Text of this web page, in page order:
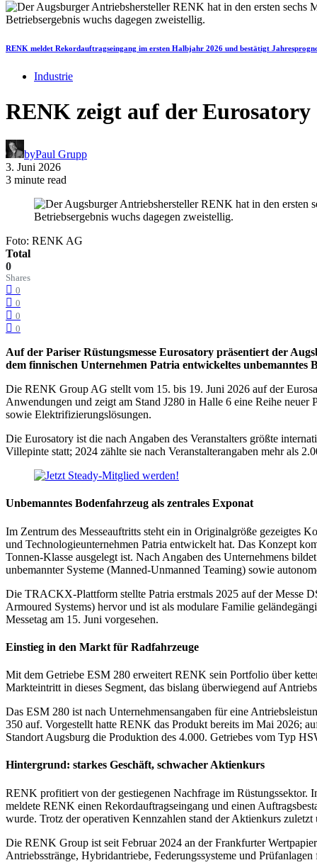
RENK meldet Rekordauftragseingang im ersten Halbjahr 2026 und bestätigt
Industrie
RENK zeigt auf der
byPaul Grupp
3. Juni 2026
3 minute read
Foto: RENK AG
Total
0
Shares
0
0
0
0
Auf der Pariser Rüstungsmesse Eurosatory präsentiert der
dem finnischen Unternehmen Patria entwickeltes
Die RENK Group AG stellt vom 15. bis 19. Juni 2026 auf der
Anwendungen und zeigt am Stand J280 in Halle 6 eine Reihe
sowie Elektrifizierungslösungen.
Die Eurosatory ist die nach Angaben des Veranstalters größte
Villepinte statt; 2024 zählte sie nach Veranstalterangaben mehr als
Unbemanntes Bodenfahrzeug als zentrales Exponat
Im Zentrum des Messeauftritts steht ein in Originalgröße gezeigtes
und Technologieunternehmen Patria entwickelt hat. Das Konzept
Tonnen-Klasse ausgelegt ist. Nach Angaben des Unternehmens
unbemannter Systeme (Manned-Unmanned Teaming) sowie
Die TRACKX-Plattform stellte Patria erstmals 2025 auf der Messe
Armoured Systems) hervor und ist als modulare Familie
Messetag am 15. Juni vorgesehen.
Einstieg in den Markt für Radfahrzeuge
Mit dem Getriebe ESM 280 erweitert RENK sein Portfolio über
Markteintritt in dieses Segment, das bislang überwiegend auf
Das ESM 280 ist nach Unternehmensangaben für eine
350 auf. Vorgestellt hatte RENK das Produkt bereits im Mai 2026;
Standort Augsburg die Produktion des 4.000. Getriebes vom Typ
Hintergrund: starkes Geschäft, schwacher Aktienkurs
RENK profitiert von der gestiegenen Nachfrage im Rüstungssektor.
meldete RENK einen Rekordauftragseingang und einen
wurde. Trotz der operativen Kennzahlen stand der Aktienkurs
Die RENK Group ist seit Februar 2024 an der Frankfurter
Antriebsstränge, Hybridantriebe, Federungssysteme und